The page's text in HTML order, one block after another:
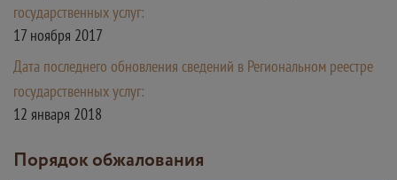
государственных услуг:
17 ноября 2017
Дата последнего обновления сведений в Региональном реестре
государственных услуг:
12 января 2018
Порядок обжалования